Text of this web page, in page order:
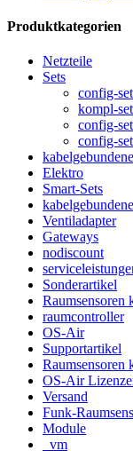
Produktkategorien
Netzteile
Sets
config-
kompl-
config-
config-
Elektro
Smart-Sets
Ventiladapter
Gateways
nodiscount
Sonderartikel
Raumsensoren
raumcontroller
OS-Air
Supportartikel
Raumsensoren
OS-Air
Versand
Funk-
Module
_vm